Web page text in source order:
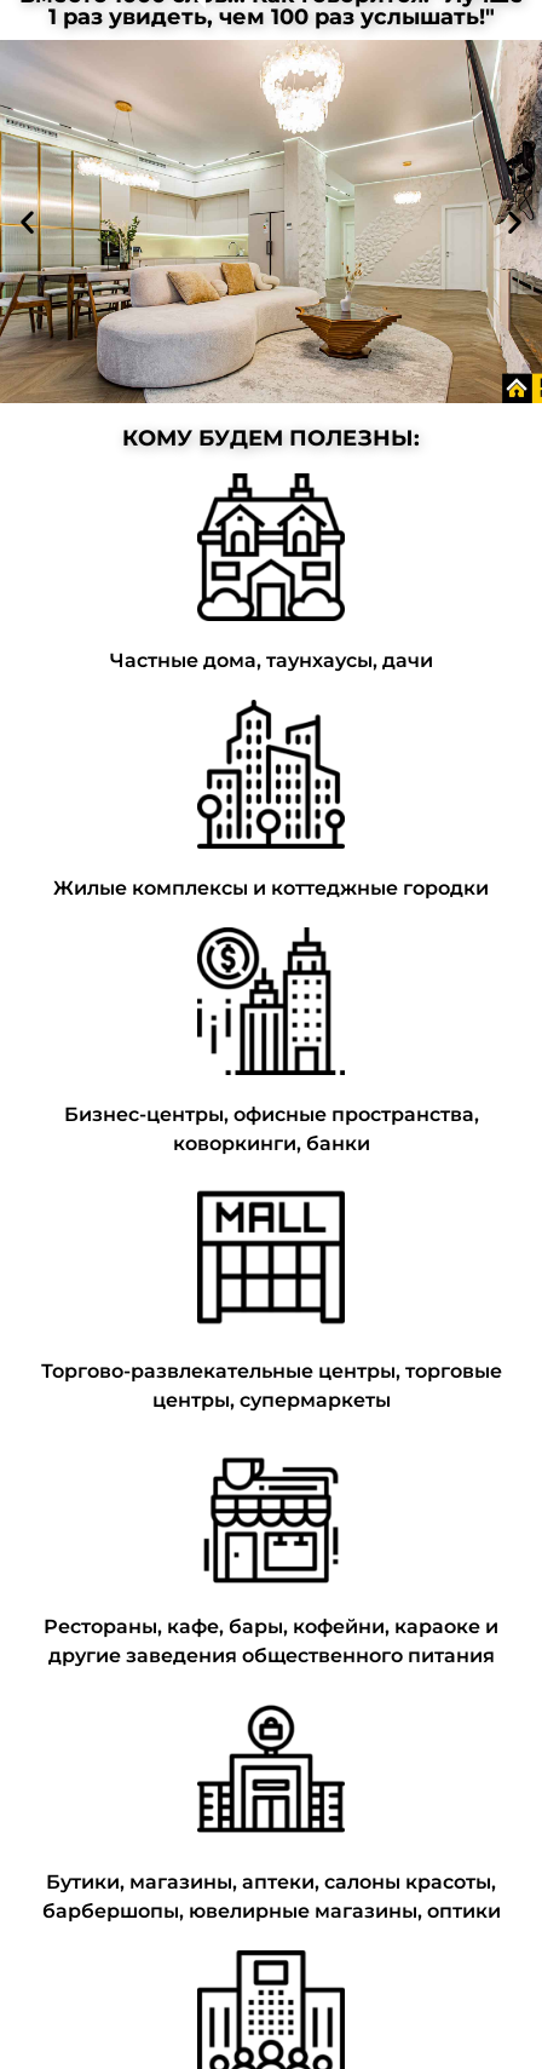
1 раз увидеть, чем 100 раз услышать!"
ЖК AULET
ПОДРОБНЕЕ!
КОМУ БУДЕМ ПОЛЕЗНЫ:
Частные дома, таунхаусы, дачи
Жилые комплексы и коттеджные городки
Бизнес-центры, офисные пространства,
коворкинги, банки
Торгово-развлекательные центры, торговые
центры, супермаркеты
Рестораны, кафе, бары, кофейни, караоке и
другие заведения общественного питания
Бутики, магазины, аптеки, салоны красоты,
барбершопы, ювелирные магазины, оптики